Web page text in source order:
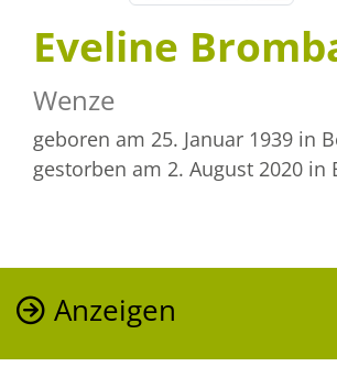
Eveline
Wenze
geboren am 25. Januar 1939 in
gestorben am 2. August 2020 in
Anzeigen